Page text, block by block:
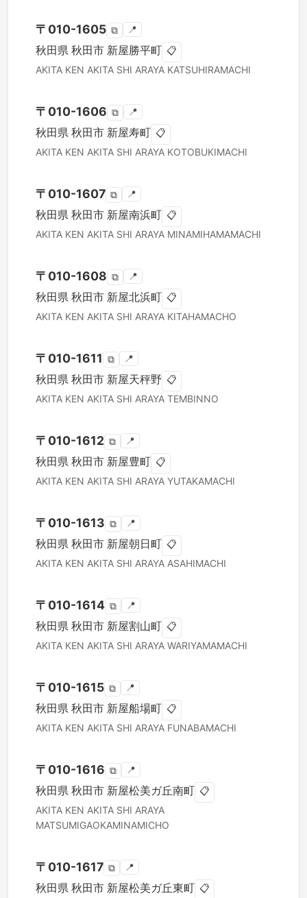
〒 010-1605 ⧉ 📍
秋田県 秋田市 新屋勝平町 📋
AKITA KEN AKITA SHI ARAYA KATSUHIRAMACHI
〒 010-1606 ⧉ 📍
秋田県 秋田市 新屋寿町 📋
AKITA KEN AKITA SHI ARAYA KOTOBUKIMACHI
〒 010-1607 ⧉ 📍
秋田県 秋田市 新屋南浜町 📋
AKITA KEN AKITA SHI ARAYA MINAMIHAMAMACHI
〒 010-1608 ⧉ 📍
秋田県 秋田市 新屋北浜町 📋
AKITA KEN AKITA SHI ARAYA KITAHAMACHO
〒 010-1611 ⧉ 📍
秋田県 秋田市 新屋天秤野 📋
AKITA KEN AKITA SHI ARAYA TEMBINNO
〒 010-1612 ⧉ 📍
秋田県 秋田市 新屋豊町 📋
AKITA KEN AKITA SHI ARAYA YUTAKAMACHI
〒 010-1613 ⧉ 📍
秋田県 秋田市 新屋朝日町 📋
AKITA KEN AKITA SHI ARAYA ASAHIMACHI
〒 010-1614 ⧉ 📍
秋田県 秋田市 新屋割山町 📋
AKITA KEN AKITA SHI ARAYA WARIYAMAMACHI
〒 010-1615 ⧉ 📍
秋田県 秋田市 新屋船場町 📋
AKITA KEN AKITA SHI ARAYA FUNABAMACHI
〒 010-1616 ⧉ 📍
秋田県 秋田市 新屋松美ガ丘南町 📋
AKITA KEN AKITA SHI ARAYA
MATSUMIGAOKAMINAMICHO
〒 010-1617 ⧉ 📍
秋田県 秋田市 新屋松美ガ丘東町 📋